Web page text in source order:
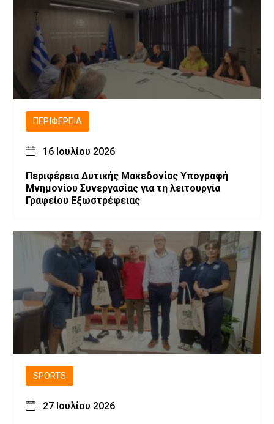
ΠΕΡΙΦΈΡΕΙΑ
16 Ιουλίου 2026
Περιφέρεια Δυτικής Μακεδονίας Υπογραφή
Μνημονίου Συνεργασίας για τη λειτουργία
SPORTS
27 Ιουλίου 2026